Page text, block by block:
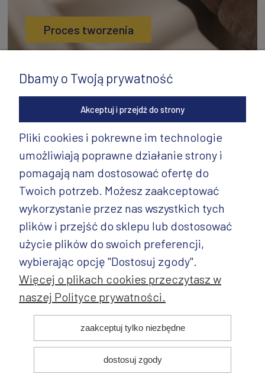
Proces tworzenia
INFORMACJE
PRODUKTY CD.
POZOSTAŁE
Dbamy o Twoją prywatność
Akceptuj i przejdź do strony
Pliki cookies i pokrewne im technologie
umożliwiają poprawne działanie strony i
pomagają nam dostosować ofertę do
Twoich potrzeb. Możesz zaakceptować
wykorzystanie przez nas wszystkich tych
plików i przejść do sklepu lub dostosować
użycie plików do swoich preferencji,
wybierając opcję "Dostosuj zgody".
Więcej o plikach cookies przeczytasz w
naszej Polityce prywatności.
zaakceptuj tylko niezbędne
dostosuj zgody